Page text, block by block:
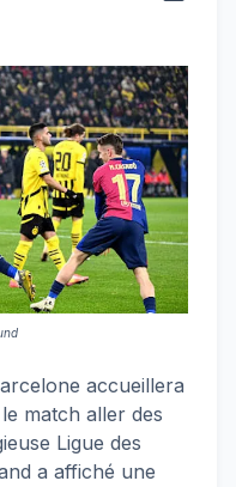
accueillera
match aller des
Ligue des
a affiché une